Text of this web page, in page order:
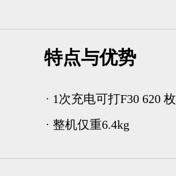
特点与优势
· 1次充电可打F30 620 枚
· 整机仅重6.4kg